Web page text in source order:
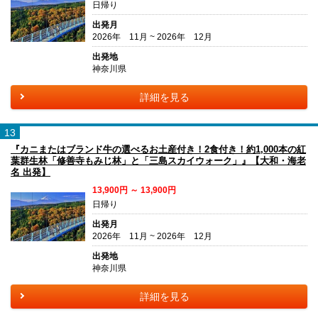
日帰り
出発月
2026年 11月 ~ 2026年 12月
出発地
神奈川県
詳細を見る
13
『カニまたはブランド牛の選べるお土産付き！2食付き！約1,000本の紅
葉群生林「修善寺もみじ林」と「三島スカイウォーク」』【大和・海老
名 出発】
13,900円 ～ 13,900円
日帰り
出発月
2026年 11月 ~ 2026年 12月
出発地
神奈川県
詳細を見る